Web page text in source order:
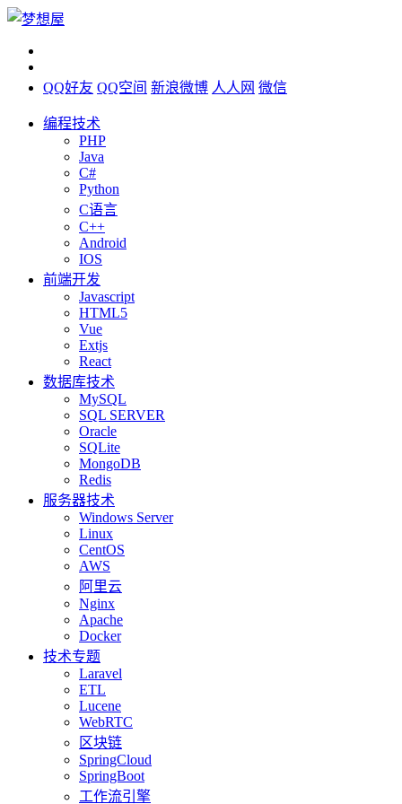
QQ好友 QQ空间 新浪微博 人人网 微信
编程技术
PHP
Java
C#
Python
C语言
C++
Android
IOS
前端开发
Javascript
HTML5
Vue
Extjs
React
数据库技术
MySQL
SQL SERVER
Oracle
SQLite
MongoDB
Redis
服务器技术
Windows Server
Linux
CentOS
AWS
阿里云
Nginx
Apache
Docker
技术专题
Laravel
ETL
Lucene
WebRTC
区块链
SpringCloud
SpringBoot
工作流引擎